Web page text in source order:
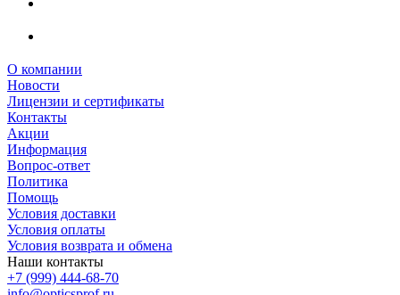
О компании
Новости
Лицензии и сертификаты
Контакты
Акции
Информация
Вопрос-ответ
Политика
Помощь
Условия доставки
Условия оплаты
Условия возврата и обмена
Наши контакты
+7 (999) 444-68-70